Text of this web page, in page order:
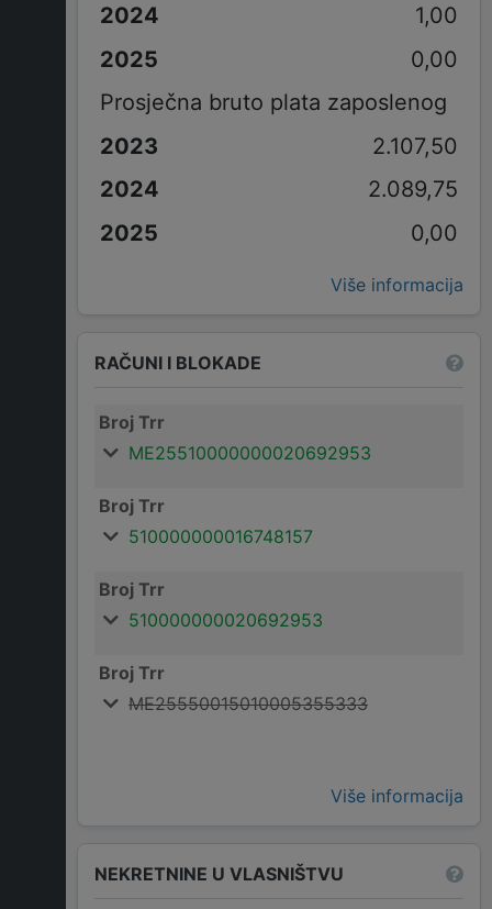
1,00
0,00
Prosječna bruto plata zaposlenog
2.107,50
2.089,75
0,00
Više informacija
RAČUNI I BLOKADE
Broj Trr
ME25510000000020692953
Broj Trr
510000000016748157
Broj Trr
510000000020692953
Broj Trr
ME25550015010005355333
Više informacija
NEKRETNINE U VLASNIŠTVU